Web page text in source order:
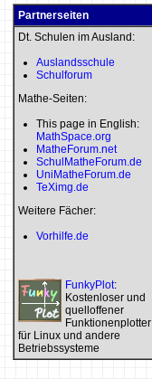
Partnerseiten
Dt. Schulen im Ausland:
Auslandsschule
Schulforum
Mathe-Seiten:
This page in English:
MathSpace.org
MatheForum.net
SchulMatheForum.de
UniMatheForum.de
TeXimg.de
Weitere Fächer:
Vorhilfe.de
FunkyPlot:
Kostenloser und
quelloffener
Funktionenplotter
für Linux und andere
Betriebssysteme